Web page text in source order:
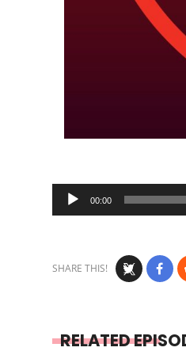
Audio
Player
00:00
SHARE THIS!
RELATED